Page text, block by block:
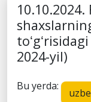
2024-yil)
Bu yerda: